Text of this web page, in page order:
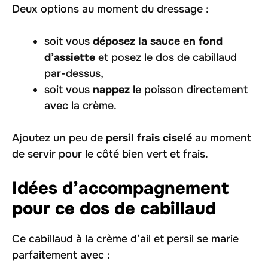
Deux options au moment du dressage :
soit vous déposez la sauce en fond
d’assiette et posez le dos de cabillaud
par-dessus,
soit vous nappez le poisson directement
avec la crème.
Ajoutez un peu de persil frais ciselé au moment
de servir pour le côté bien vert et frais.
Idées d’accompagnement
pour ce dos de cabillaud
Ce cabillaud à la crème d’ail et persil se marie
parfaitement avec :